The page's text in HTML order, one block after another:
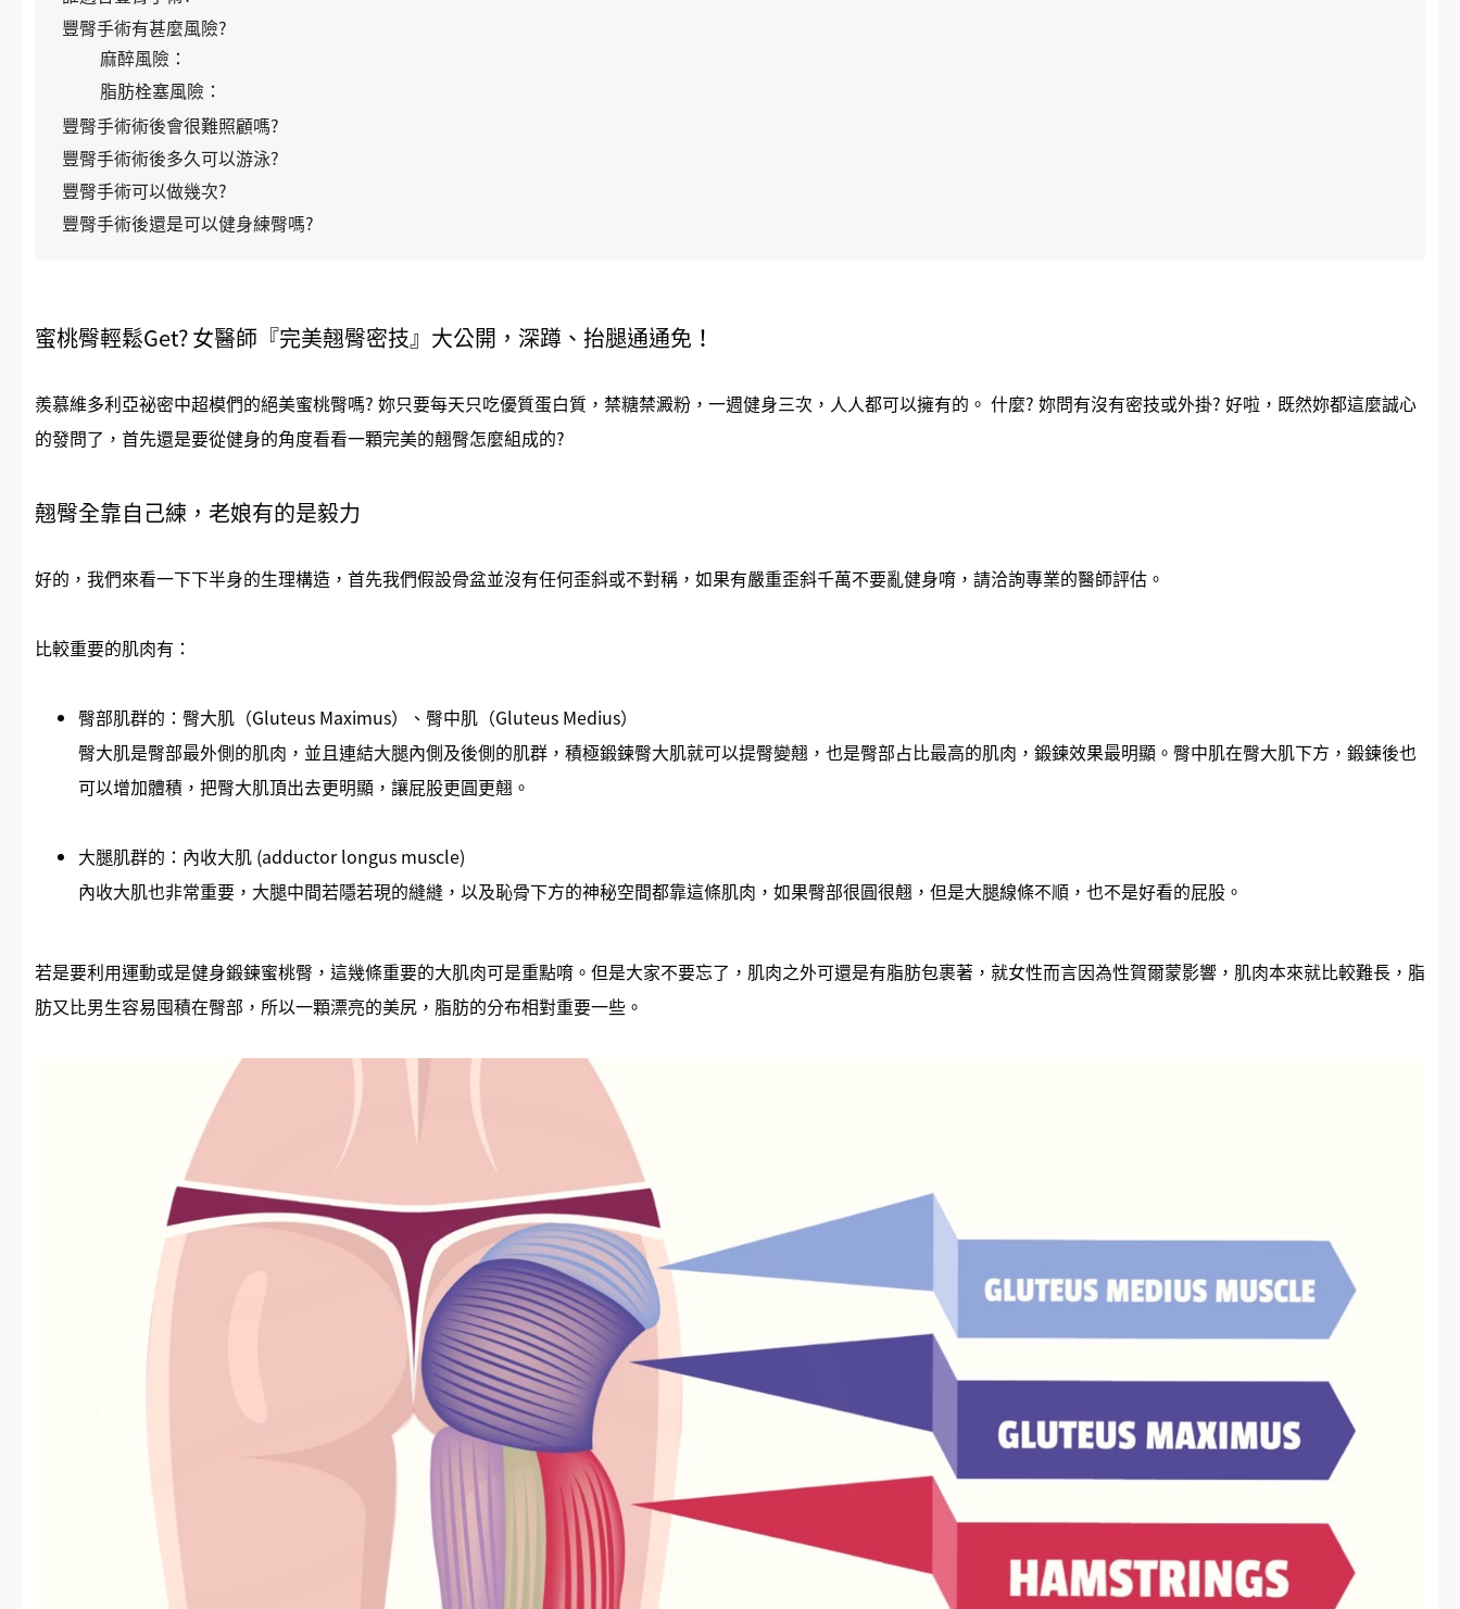
豐臀手術有甚麼風險?
麻醉風險：
脂肪栓塞風險：
豐臀手術術後會很難照顧嗎?
豐臀手術術後多久可以游泳?
豐臀手術可以做幾次?
豐臀手術後還是可以健身練臀嗎?
蜜桃臀輕鬆Get? 女醫師『完美翹臀密技』大公開，深蹲、抬腿通通免！
羨慕維多利亞祕密中超模們的絕美蜜桃臀嗎? 妳只要每天只吃優質蛋白質，禁糖禁澱粉，一週健身三次，人人都可以擁有的。 什麼? 妳問有沒有密技或外掛? 好啦，既然妳都這麼誠心
的發問了，首先還是要從健身的角度看看一顆完美的翹臀怎麼組成的?
翹臀全靠自己練，老娘有的是毅力
好的，我們來看一下下半身的生理構造，首先我們假設骨盆並沒有任何歪斜或不對稱，如果有嚴重歪斜千萬不要亂健身唷，請洽詢專業的醫師評估。
比較重要的肌肉有：
臀部肌群的：臀大肌（Gluteus Maximus）、臀中肌（Gluteus Medius）
臀大肌是臀部最外側的肌肉，並且連結大腿內側及後側的肌群，積極鍛鍊臀大肌就可以提臀變翹，也是臀部占比最高的肌肉，鍛鍊效果最明顯。臀中肌在臀大肌下方，鍛鍊後也
可以增加體積，把臀大肌頂出去更明顯，讓屁股更圓更翹。
大腿肌群的：內收大肌 (adductor longus muscle)
內收大肌也非常重要，大腿中間若隱若現的縫縫，以及恥骨下方的神秘空間都靠這條肌肉，如果臀部很圓很翹，但是大腿線條不順，也不是好看的屁股。
若是要利用運動或是健身鍛鍊蜜桃臀，這幾條重要的大肌肉可是重點唷。但是大家不要忘了，肌肉之外可還是有脂肪包裹著，就女性而言因為性賀爾蒙影響，肌肉本來就比較難長，脂
肪又比男生容易囤積在臀部，所以一顆漂亮的美尻，脂肪的分布相對重要一些。